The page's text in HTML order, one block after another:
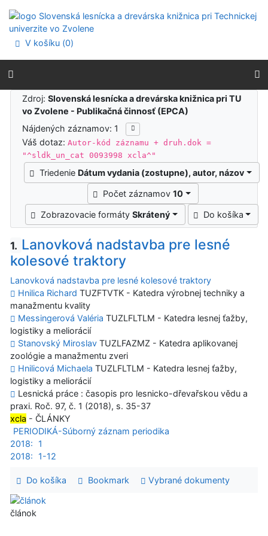
Prejsť na menu
Prehlásenie o webovej prístupnosti
V košíku (0)
Výsledky vyhľadávania
Zdroj:Slovenská lesnícka a drevárska knižnica pri TU
vo Zvolene - Publikačná činnosť (EPCA)
Nájdených záznamov: 1
Váš dotaz:Autor-kód záznamu + druh.dok =
"^sldk_un_cat 0093998 xcla^"
Triedenie Dátum vydania (zostupne), autor, názov
Počet záznamov10
Zobrazovacie formátySkrátený Do košíka
1. Lanovková nadstavba pre lesné
kolesové traktory
Lanovková nadstavba pre lesné kolesové traktory
Hnilica Richard TUZFTVTK - Katedra výrobnej techniky a
manažmentu kvality
Messingerová Valéria TUZLFLTLM - Katedra lesnej ťažby,
logistiky a meliorácií
Stanovský Miroslav TUZLFAZMZ - Katedra aplikovanej
zoológie a manažmentu zveri
Hnilicová Michaela TUZLFLTLM - Katedra lesnej ťažby,
logistiky a meliorácií
Lesnická práce : časopis pro lesnicko-dřevařskou vědu a
praxi. Roč. 97, č. 1 (2018), s. 35-37
xcla - ČLÁNKY
PERIODIKÁ-Súborný záznam periodika
2018:
1
2018:
1-12
Do košíka Bookmark Vybrané dokumenty
článok